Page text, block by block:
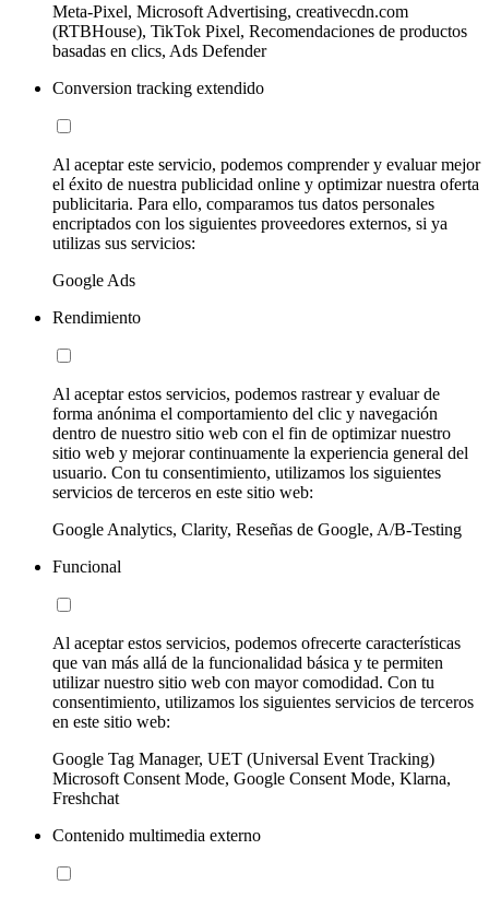
Meta-Pixel, Microsoft Advertising, creativecdn.com
(RTBHouse), TikTok Pixel, Recomendaciones de productos
basadas en clics, Ads Defender
Conversion tracking extendido
Al aceptar este servicio, podemos comprender y evaluar mejor
el éxito de nuestra publicidad online y optimizar nuestra oferta
publicitaria. Para ello, comparamos tus datos personales
encriptados con los siguientes proveedores externos, si ya
utilizas sus servicios:
Google Ads
Rendimiento
Al aceptar estos servicios, podemos rastrear y evaluar de
forma anónima el comportamiento del clic y navegación
dentro de nuestro sitio web con el fin de optimizar nuestro
sitio web y mejorar continuamente la experiencia general del
usuario. Con tu consentimiento, utilizamos los siguientes
servicios de terceros en este sitio web:
Google Analytics, Clarity, Reseñas de Google, A/B-Testing
Funcional
Al aceptar estos servicios, podemos ofrecerte características
que van más allá de la funcionalidad básica y te permiten
utilizar nuestro sitio web con mayor comodidad. Con tu
consentimiento, utilizamos los siguientes servicios de terceros
en este sitio web:
Google Tag Manager, UET (Universal Event Tracking)
Microsoft Consent Mode, Google Consent Mode, Klarna,
Freshchat
Contenido multimedia externo